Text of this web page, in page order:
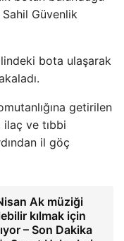
Güvenlik
bota ulaşarak
getirilen
ve tıbbi
il göç
Ak müziği
kılmak için
– Son Dakika